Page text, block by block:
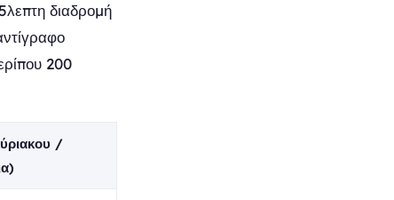
διαδρομή
200
/